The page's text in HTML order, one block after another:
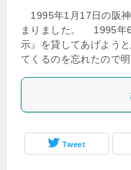
1995年1月17日の阪
まりました。 1995年
示』を貸してあげよう
てくるのを忘れたので
Tweet